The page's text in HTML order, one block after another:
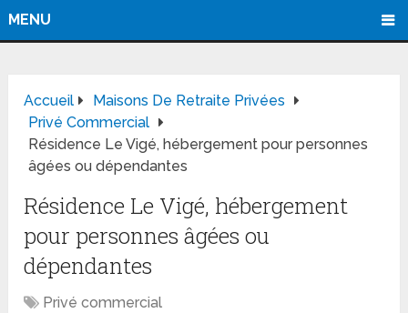
MENU
Accueil
Maisons De Retraite Privées
Privé Commercial
Résidence Le Vigé, hébergement pour personnes
âgées ou dépendantes
Résidence Le Vigé, hébergement
pour personnes âgées ou
dépendantes
Privé commercial